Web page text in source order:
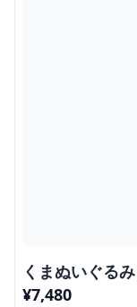
くまぬいぐる
¥7,480